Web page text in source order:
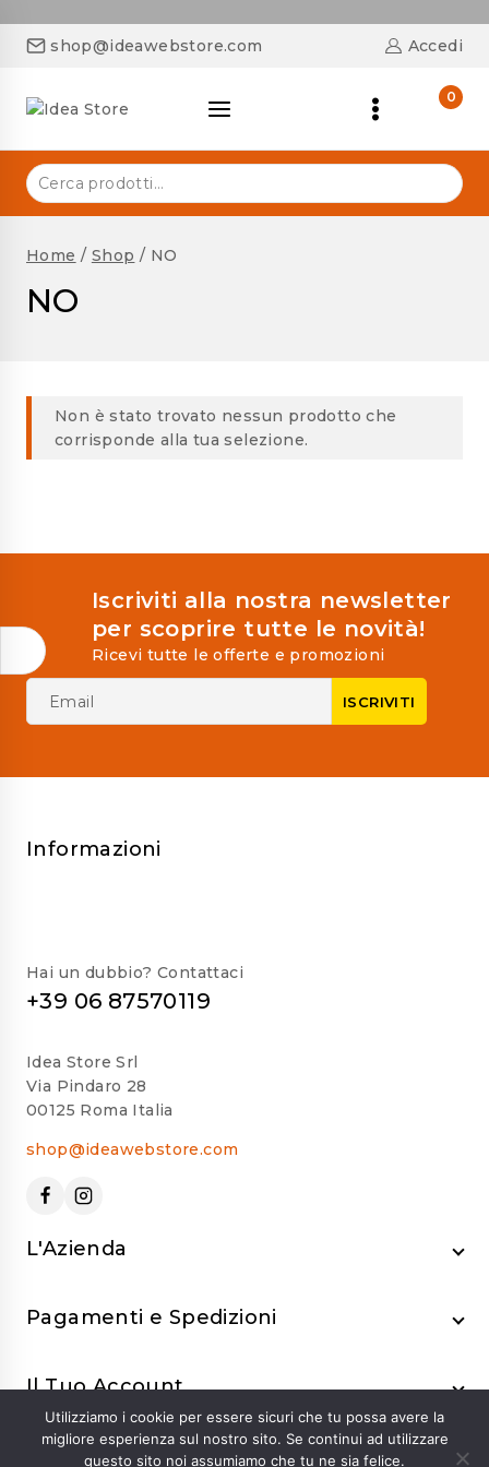
shop@ideawebstore.com Accedi
0
Home / Shop / NO
NO
Non è stato trovato nessun prodotto che
corrisponde alla tua selezione.
Iscriviti alla nostra newsletter
per scoprire tutte le novità!
Ricevi tutte le offerte e promozioni
Informazioni
Hai un dubbio? Contattaci
+39 06 87570119
Idea Store Srl
Via Pindaro 28
00125 Roma Italia
shop@ideawebstore.com
L'Azienda
Pagamenti e Spedizioni
Il Tuo Account
Utilizziamo i cookie per essere sicuri che tu possa avere la
migliore esperienza sul nostro sito. Se continui ad utilizzare
questo sito noi assumiamo che tu ne sia felice.